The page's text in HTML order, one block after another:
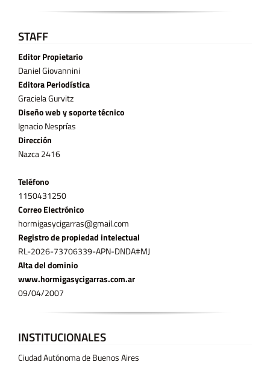
STAFF
Editor Propietario
Daniel Giovannini
Editora Periodística
Graciela Gurvitz
Diseño web y soporte técnico
Ignacio Nesprías
Dirección
Nazca 2416
Teléfono
11­50431250
Correo Electrónico
hormigasycigarras@gmail.com
Registro de propiedad intelectual
RL-2026-73706339-APN-DNDA#MJ
Alta del dominio
www.hormigasycigarras.com.ar
09/04/2007
INSTITUCIONALES
Ciudad Autónoma de Buenos Aires